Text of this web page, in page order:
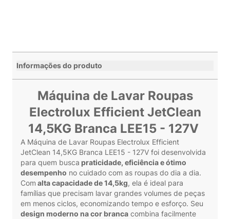
Informações do produto
Máquina de Lavar Roupas
Electrolux Efficient JetClean
14,5KG Branca LEE15 - 127V
A Máquina de Lavar Roupas Electrolux Efficient
JetClean 14,5KG Branca LEE15 - 127V foi desenvolvida
para quem busca praticidade, eficiência e ótimo
desempenho no cuidado com as roupas do dia a dia.
Com alta capacidade de 14,5kg, ela é ideal para
famílias que precisam lavar grandes volumes de peças
em menos ciclos, economizando tempo e esforço. Seu
design moderno na cor branca combina facilmente